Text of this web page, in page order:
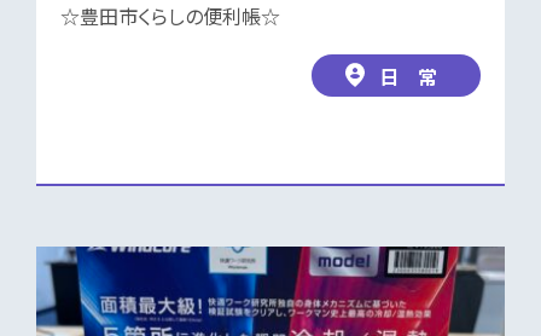
☆豊田市くらしの便利帳☆
日 常